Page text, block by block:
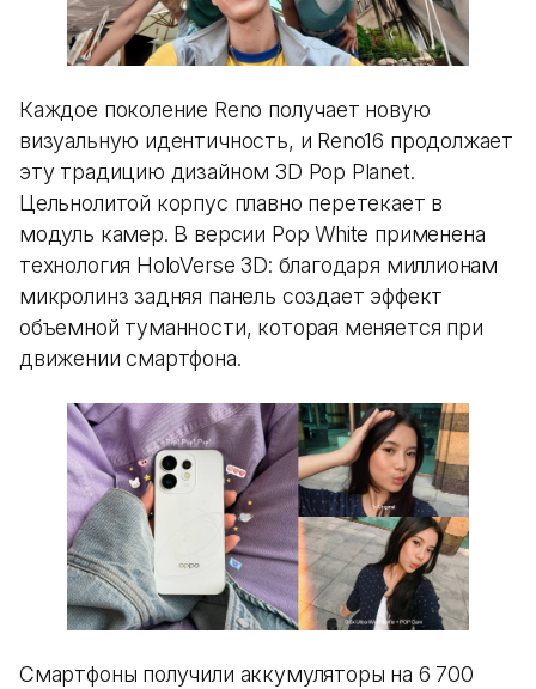
Каждое поколение Reno получает новую
визуальную идентичность, и Reno16 продолжает
эту традицию дизайном 3D Pop Planet.
Цельнолитой корпус плавно перетекает в
модуль камер. В версии Pop White применена
технология HoloVerse 3D: благодаря миллионам
микролинз задняя панель создает эффект
объемной туманности, которая меняется при
движении смартфона.
Смартфоны получили аккумуляторы на 6 700